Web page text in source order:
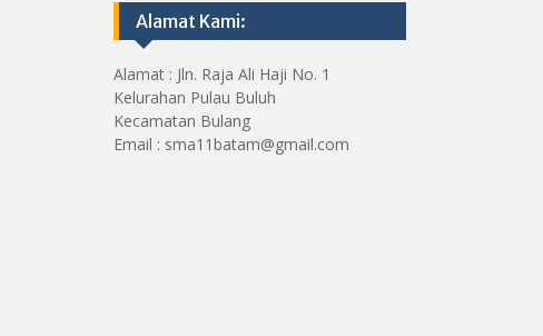
Alamat Kami:
Alamat : Jln. Raja Ali Haji No. 1
Kelurahan Pulau Buluh
Kecamatan Bulang
Email : sma11batam@gmail.com